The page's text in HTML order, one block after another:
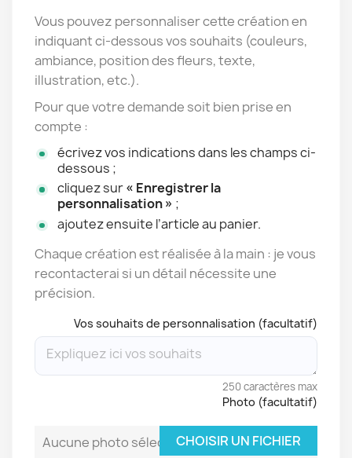
Vous pouvez personnaliser cette création en
indiquant ci-dessous vos souhaits (couleurs,
ambiance, position des fleurs, texte,
illustration, etc.).
Pour que votre demande soit bien prise en
compte :
écrivez vos indications dans les champs ci-
dessous ;
cliquez sur« Enregistrer la
personnalisation » ;
ajoutez ensuite l’article au panier.
Chaque création est réalisée à la main : je vous
recontacterai si un détail nécessite une
précision.
Vos souhaits de personnalisation (facultatif)
250 caractères max
Photo (facultatif)
Aucune photo sélectionnéeCHOISIR UN FICHIER